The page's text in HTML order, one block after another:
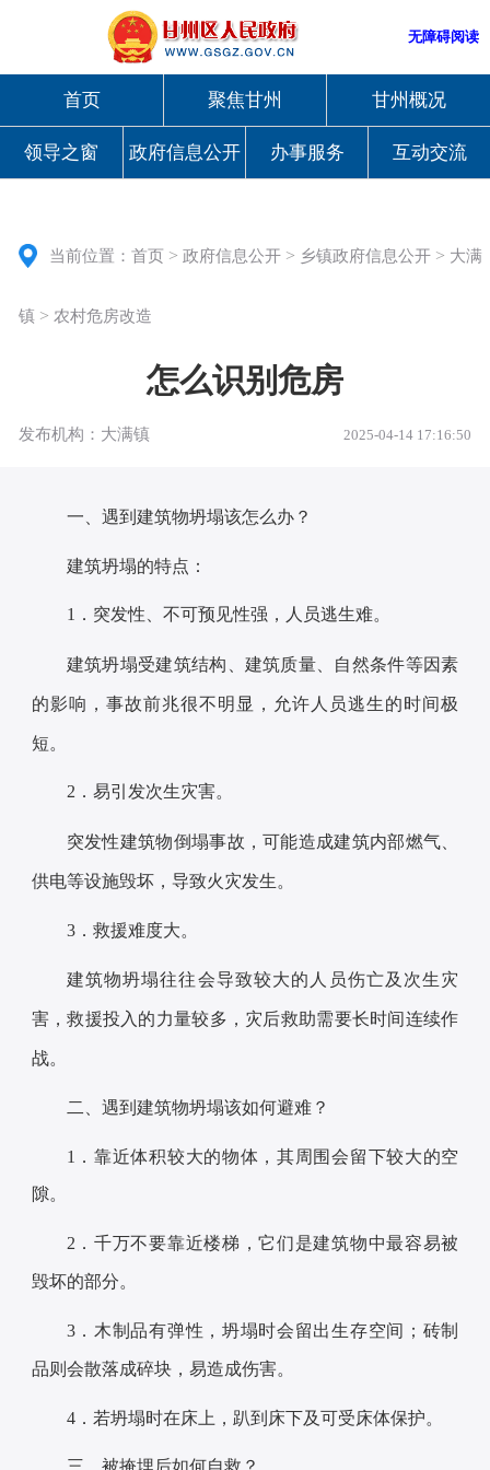
无障碍阅读
首页 聚焦甘州 甘州概况
领导之窗 政府信息公开 办事服务 互动交流
当前位置：首页 >政府信息公开 > 乡镇政府信息公开 > 大满
镇 >农村危房改造
怎么识别危房
发布机构：大满镇 2025-04-14 17:16:50
一、遇到建筑物坍塌该怎么办？
建筑坍塌的特点：
1． 突发性、不可预见性强，人员逃生难。
建筑坍塌受建筑结构、建筑质量、自然条件等因素
的影响，事故前兆很不明显，允许人员逃生的时间极
短。
2． 易引发次生灾害。
突发性建筑物倒塌事故，可能造成建筑内部燃气、
供电等设施毁坏，导致火灾发生。
3． 救援难度大。
建筑物坍塌往往会导致较大的人员伤亡及次生灾
害，救援投入的力量较多，灾后救助需要长时间连续作
战。
二、 遇到建筑物坍塌该如何避难？
1．靠近体积较大的物体，其周围会留下较大的空
隙。
2．千万不要靠近楼梯，它们是建筑物中最容易被
毁坏的部分。
3． 木制品有弹性，坍塌时会留出生存空间；砖制
品则会散落成碎块，易造成伤害。
4． 若坍塌时在床上，趴到床下及可受床体保护。